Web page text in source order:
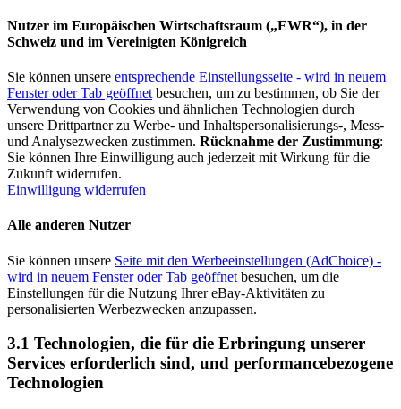
Nutzer im Europäischen Wirtschaftsraum („EWR“), in der
Schweiz und im Vereinigten Königreich
Sie können unsere entsprechende Einstellungsseite - wird in neuem
Fenster oder Tab geöffnet besuchen, um zu bestimmen, ob Sie der
Verwendung von Cookies und ähnlichen Technologien durch
unsere Drittpartner zu Werbe- und Inhaltspersonalisierungs-, Mess-
und Analysezwecken zustimmen. Rücknahme der Zustimmung:
Sie können Ihre Einwilligung auch jederzeit mit Wirkung für die
Zukunft widerrufen.
Einwilligung widerrufen
Alle anderen Nutzer
Sie können unsere Seite mit den Werbeeinstellungen (AdChoice) -
wird in neuem Fenster oder Tab geöffnet besuchen, um die
Einstellungen für die Nutzung Ihrer eBay-Aktivitäten zu
personalisierten Werbezwecken anzupassen.
3.1 Technologien, die für die Erbringung unserer
Services erforderlich sind, und performancebezogene
Technologien